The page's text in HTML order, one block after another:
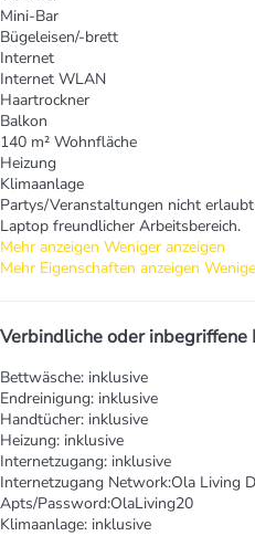
Mini-Bar
Bügeleisen/-brett
Internet
Internet WLAN
Haartrockner
Balkon
140 m² Wohnfläche
Heizung
Klimaanlage
Partys/Veranstaltungen nicht erlaubt
Laptop freundlicher Arbeitsbereich.
Mehr anzeigen Weniger anzeigen
Mehr Eigenschaften anzeigen
Verbindliche oder inbegriffene
Bettwäsche: inklusive
Endreinigung: inklusive
Handtücher: inklusive
Heizung: inklusive
Internetzugang: inklusive
Internetzugang Network:Ola Living
Apts/Password:OlaLiving20
Klimaanlage: inklusive